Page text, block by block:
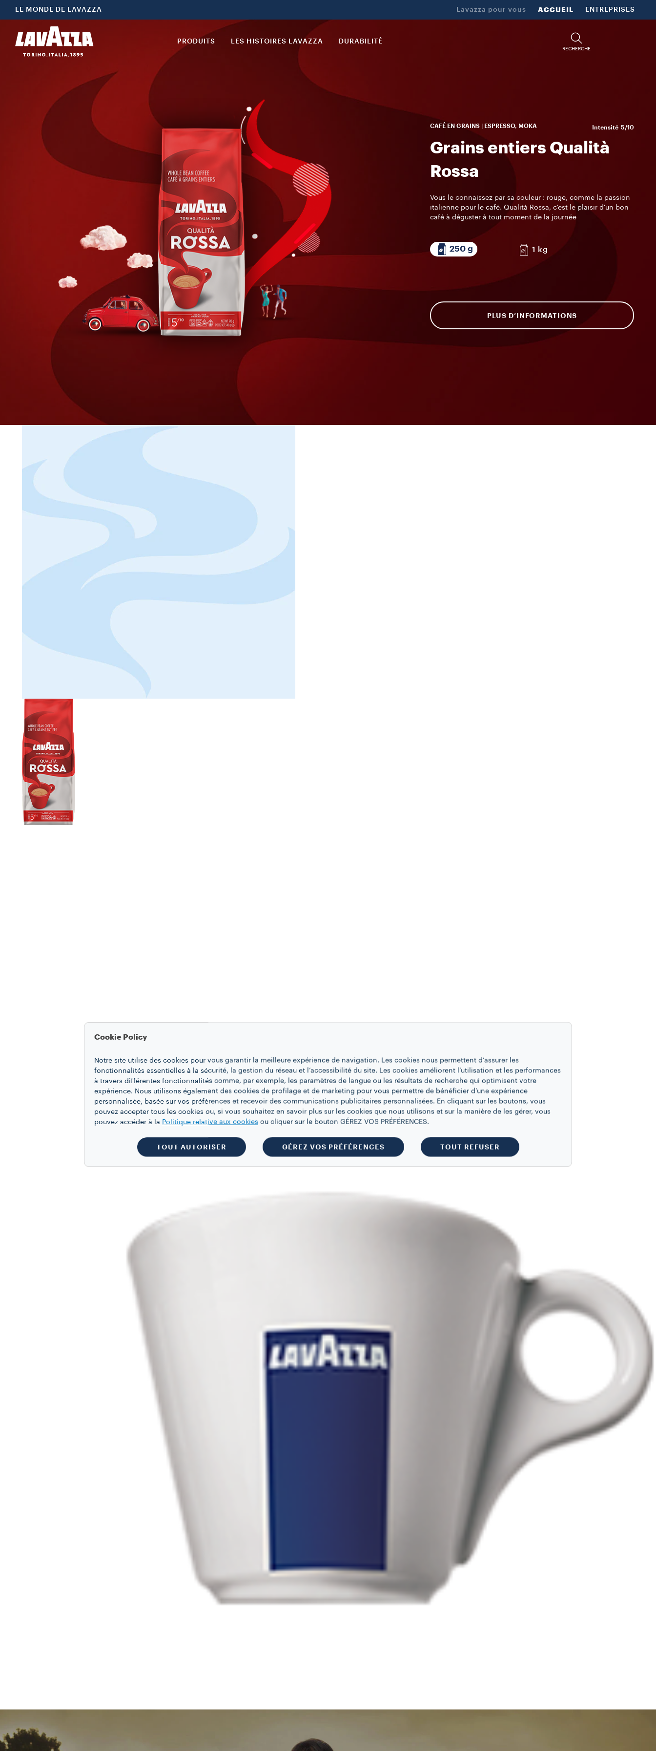
LE MONDE DE LAVAZZA Lavazza pour vous ACCUEIL ENTREPRISES
PRODUITS LES HISTOIRES LAVAZZA DURABILITÉ
RECHERCHE
CAFÉ EN GRAINS | ESPRESSO, MOKA Intensité 5/10
Grains entiers Qualità
Rossa
Vous le connaissez par sa couleur : rouge, comme la passion
italienne pour le café. Qualità Rossa, c'est le plaisir d'un bon
café à déguster à tout moment de la journée
250 g 1 kg
PLUS D’INFORMATIONS
Cookie Policy
Notre site utilise des cookies pour vous garantir la meilleure expérience de navigation. Les cookies nous permettent d’assurer les
fonctionnalités essentielles à la sécurité, la gestion du réseau et l’accessibilité du site. Les cookies améliorent l’utilisation et les performances
à travers différentes fonctionnalités comme, par exemple, les paramètres de langue ou les résultats de recherche qui optimisent votre
expérience. Nous utilisons également des cookies de profilage et de marketing pour vous permettre de bénéficier d’une expérience
personnalisée, basée sur vos préférences et recevoir des communications publicitaires personnalisées. En cliquant sur les boutons, vous
pouvez accepter tous les cookies ou, si vous souhaitez en savoir plus sur les cookies que nous utilisons et sur la manière de les gérer, vous
pouvez accéder à la Politique relative aux cookies ou cliquer sur le bouton GÉREZ VOS PRÉFÉRENCES.
TOUT AUTORISER GÉREZ VOS PRÉFÉRENCES TOUT REFUSER